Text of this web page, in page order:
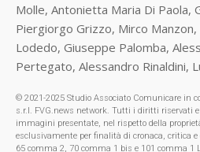
Molle, Antonietta Maria Di Paola,
Piergiorgo Grizzo, Mirco Manzon,
Lodedo, Giuseppe Palomba,
Pertegato, Alessandro Rinaldini,
© 2021-2025 Studio Associato Comunicare in
s.r.l. FVG.news network. Tutti i diritti riservati
immagini presentate, nel rispetto della
esclusivamente per finalità di cronaca, critica
65 comma 2, 70 comma 1 bis e 101 comma 1